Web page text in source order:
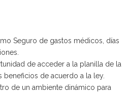
Seguro de gastos médicos, días
de acceder a la planilla de la
de acuerdo a la ley.
de un ambiente dinámico para